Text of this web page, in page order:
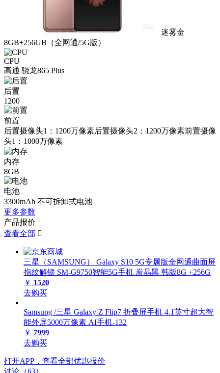
迷雾金
8GB+256GB（全网通/5G版）
CPU
高通 骁龙865 Plus
后置
1200
前置
后置摄像头1：1200万像素后置摄像头2：1200万像素前置摄像
头1：1000万像素
内存
8GB
电池
3300mAh 不可拆卸式电池
更多参数
产品报价
查看全部 
三星（SAMSUNG） Galaxy S10 5G专属版全网通曲面屏
指纹解锁 SM-G9750智能5G手机 炭晶黑 韩版8G +256G
￥ 1520
去购买
Samsung /三星 Galaxy Z Flip7 折叠屏手机 4.1英寸超大智
能外屏5000万像素 AI手机-132
￥ 7999
去购买
打开APP，查看全部优惠报价
讨论（63）